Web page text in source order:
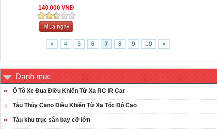
140.000 VNĐ
« 4 5 6 7 8 9 10 »
Danh mục
Ô Tô Xe Đua Điều Khiển Từ Xa RC IR Car
Tàu Thủy Cano Điều Khiển Từ Xa Tốc Độ Cao
Tàu khu trục sân bay cỡ lớn